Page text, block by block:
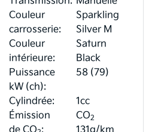
Couleur
carrosserie:
Sparkling
Silver M
Couleur
intérieure:
Saturn
Black
Puissance
kW (ch):
58 (79)
Cylindrée:
1cc
Émission
CO2